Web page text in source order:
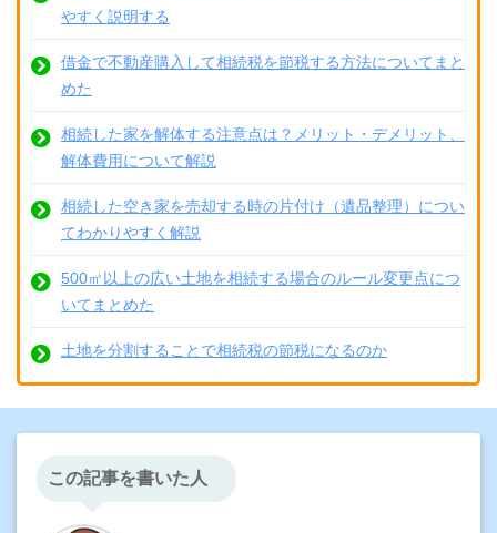
やすく説明する
借金で不動産購入して相続税を節税する方法についてまと
めた
相続した家を解体する注意点は？メリット・デメリット、
解体費用について解説
相続した空き家を売却する時の片付け（遺品整理）につい
てわかりやすく解説
500㎡以上の広い土地を相続する場合のルール変更点につ
いてまとめた
土地を分割することで相続税の節税になるのか
この記事を書いた人